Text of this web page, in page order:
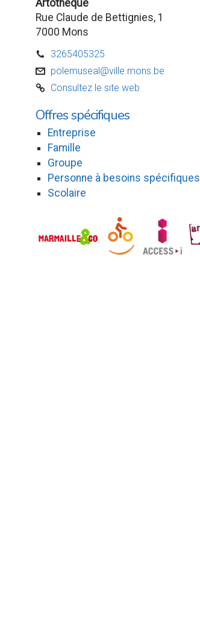
Artothèque
Rue Claude de Bettignies, 1
7000 Mons
D 3265405325
v polemuseal@ville.mons.be
C Consultez le site web
Offres spécifiques
Entreprise
Famille
Groupe
Personne à besoins spécifiques
Scolaire